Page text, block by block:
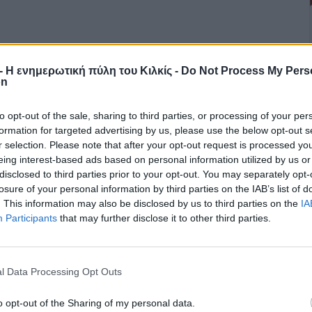
Η ενημερωτική πύλη του Κιλκίς - Do Not Process My
opt-out of the sale, sharing to third parties, or processing of your
for targeted advertising by us, please use the below opt-out
selection. Please note that after your opt-out request is processed
interest-based ads based on personal information utilized by us
to third parties prior to your opt-out. You may separately
of your personal information by third parties on the IAB’s list of
This information may also be disclosed by us to third parties on the
Participants that may further disclose it to other third parties.
Data Processing Opt Outs
opt-out of the Sharing of my personal data.
του Πολυκάστρου – Σηκώθηκαν
της Τετάρτης στην Πυροσβεστική Υπηρεσία, για φωτιά που
στο Πολύκαστρο Κιλκίς.